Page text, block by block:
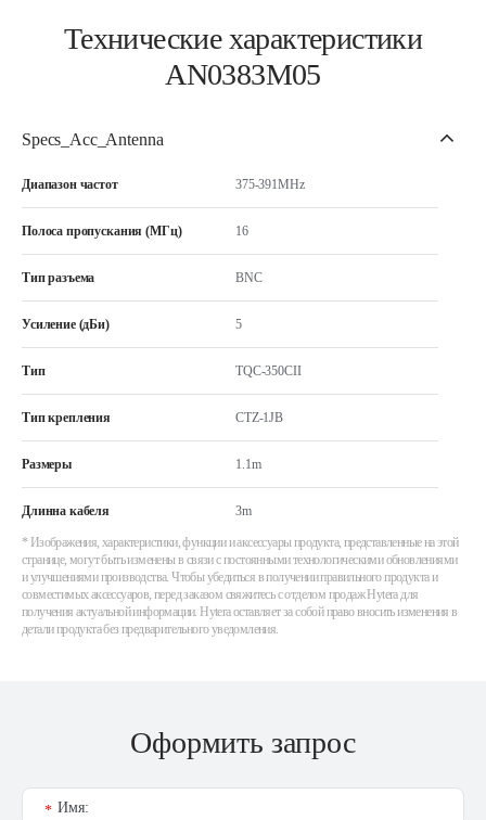
Технические характеристики
AN0383M05
Specs_Acc_Antenna
Диапазон частот 375-391MHz
Полоса пропускания (МГц) 16
Тип разъема BNC
Усиление (дБи) 5
Тип TQC-350CII
Тип крепления CTZ-1JB
Размеры 1.1m
Длинна кабеля 3m
* Изображения, характеристики, функции и аксессуары продукта, представленные на этой
странице, могут быть изменены в связи с постоянными технологическими обновлениями
и улучшениями производства. Чтобы убедиться в получении правильного продукта и
совместимых аксессуаров, перед заказом свяжитесь с отделом продаж Hytera для
получения актуальной информации. Hytera оставляет за собой право вносить изменения в
детали продукта без предварительного уведомления.
Оформить запрос
Имя:
*